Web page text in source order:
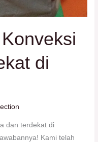
di
dan terdekat di
Kami telah